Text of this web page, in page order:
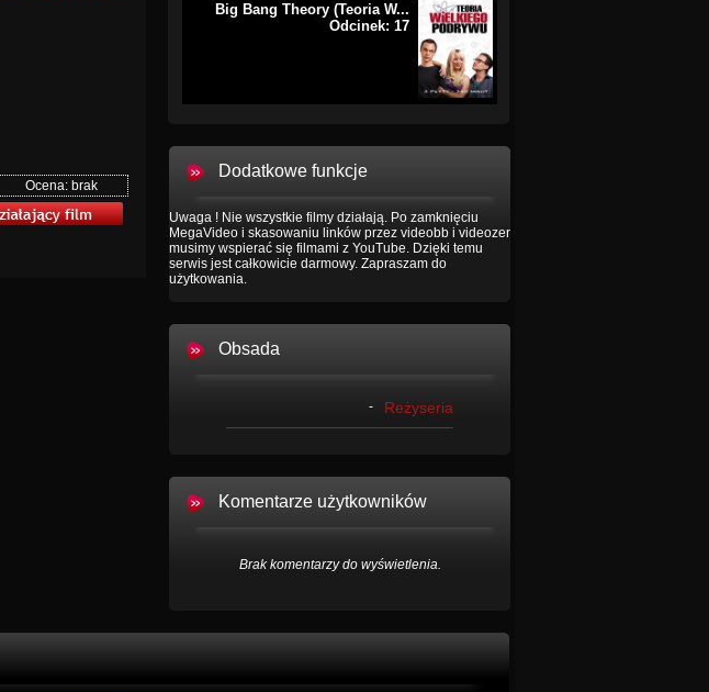
Ocena: brak
Big Bang Theory (Teoria W...
Odcinek: 17
Dodatkowe funkcje
Uwaga ! Nie wszystkie filmy działają. Po zamknięciu
MegaVideo i skasowaniu linków przez videobb i videozer
musimy wspierać się filmami z YouTube. Dzięki temu
serwis jest całkowicie darmowy. Zapraszam do
użytkowania.
Obsada
- Reżyseria
Komentarze użytkowników
Brak komentarzy do wyświetlenia.